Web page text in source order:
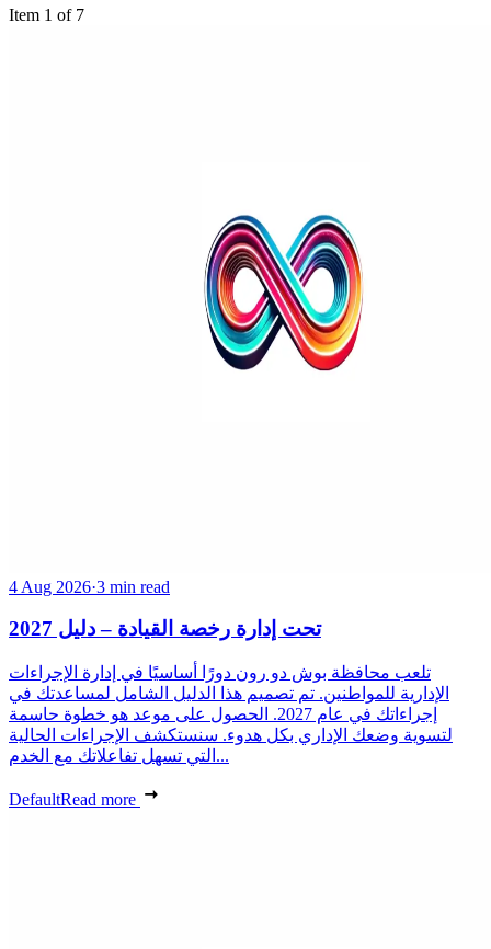
Item 1 of 7
4 Aug 2026·3 min read
تحت إدارة رخصة القيادة – دليل 2027
تلعب محافظة بوش دو رون دورًا أساسيًا في إدارة الإجراءات
الإدارية للمواطنين. تم تصميم هذا الدليل الشامل لمساعدتك في
إجراءاتك في عام 2027. الحصول على موعد هو خطوة حاسمة
لتسوية وضعك الإداري بكل هدوء. سنستكشف الإجراءات الحالية
التي تسهل تفاعلاتك مع الخدم...
DefaultRead more